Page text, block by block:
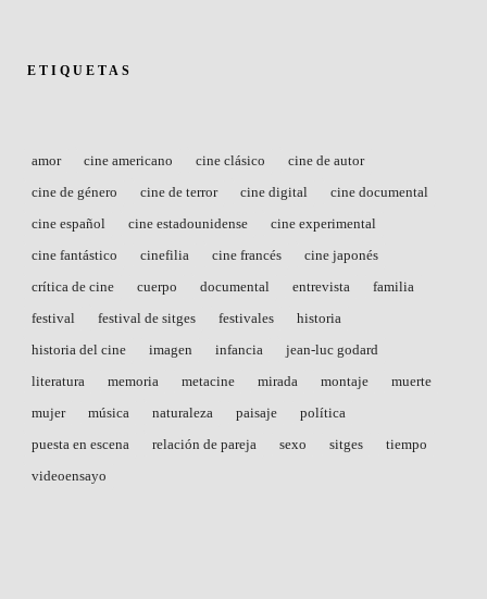
ETIQUETAS
amor cine americano cine clásico
cine de autor
cine de género
cine de terror cine digital
cine documental
cine español
cine estadounidense
cine experimental
cine fantástico
cinefilia cine francés
cine japonés
crítica de cine
cuerpo documental entrevista
familia
festival
festival de sitges festivales
historia
historia del cine
imagen infancia
jean-luc godard
literatura
memoria metacine mirada montaje
muerte
mujer
música naturaleza paisaje
política
puesta en escena
relación de pareja sexo sitges
tiempo
videoensayo